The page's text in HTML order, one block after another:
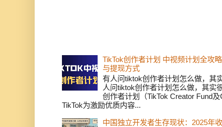
TikTok创作者计划 中视频计划全攻
与提现方式
有人问tiktok创作者计划怎么做，其
人问tiktok创作者计划怎么做，其实
创作者计划（TikTok Creator Fund
TikTok为激励优质内容...
中国独立开发者生存现状：2025年